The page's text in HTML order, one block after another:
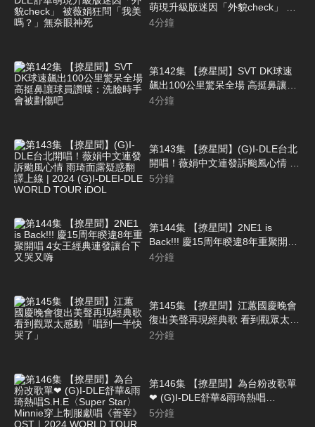
萌現升級版迷因「外貌check」 被
薇娟狂問「我美嗎？」無奈眼神死
4分鐘
第142集 【撩星聞】SVT DK球速
飆出100公里驚呆全場 高挺鼻讓球
員讚嘆：洗臉時手會被劃傷吧
4分鐘
第143集 【撩星聞】(G)I-DLE台北
開唱！薇娟中文連發訴颱風心情 雨
琦面露疑惑翻譯上線 | 2024 (G)I-
5分鐘
第144集 【撩星聞】2NE1 is
Back!!! 慶15周年睽違8年重聚開唱
4女王經典連發讓台下又哭又嗨
4分鐘
第145集 【撩星聞】江蕙國慶晚會
復出美聲再現經典歌 看到觀眾太感
動「唱到一半快哭了」
2分鐘
第146集 【撩星聞】為台粉改歌單
❤ (G)I-DLE舒華&雨琦熱唱
S.H.E〈Super Star〉 Minnie穿上
5分鐘